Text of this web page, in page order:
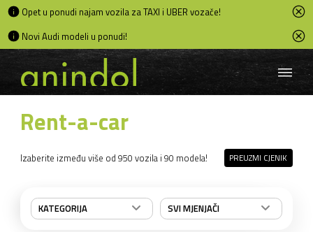
Opet u ponudi najam vozila za TAXI i UBER vozače!
Novi Audi modeli u ponudi!
Rent-a-car
Izaberite između više od 950 vozila i 90 modela! PREUZMI CJENIK
KATEGORIJA SVI MJENJAČI